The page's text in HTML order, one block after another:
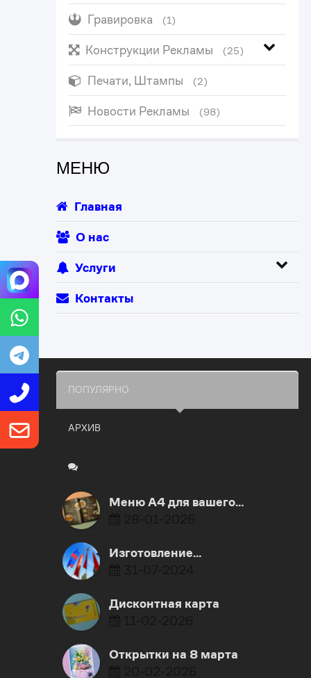
Гравировка (1)
Конструкции Рекламы (25)
Печати, Штампы (2)
Новости Рекламы (98)
МЕНЮ
Главная
О нас
Услуги
Контакты
ПОПУЛЯРНО
АРХИВ
Меню А4 для вашего…
Изготовление…
Дисконтная карта
Открытки на 8 марта